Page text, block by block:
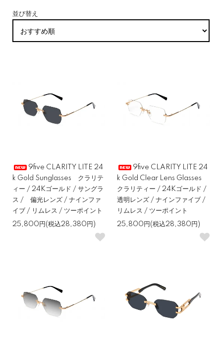
並び替え
9five CLARITY LITE 24
k Gold Sunglasses クラリテ
ィー / 24Kゴールド / サングラ
ス / 偏光レンズ / ナインファ
イブ / リムレス / ツーポイント
25,800円(税込28,380円)
9five CLARITY LITE 24
k Gold Clear Lens Glasses
クラリティー / 24Kゴールド /
透明レンズ / ナインファイブ /
リムレス / ツーポイント
25,800円(税込28,380円)